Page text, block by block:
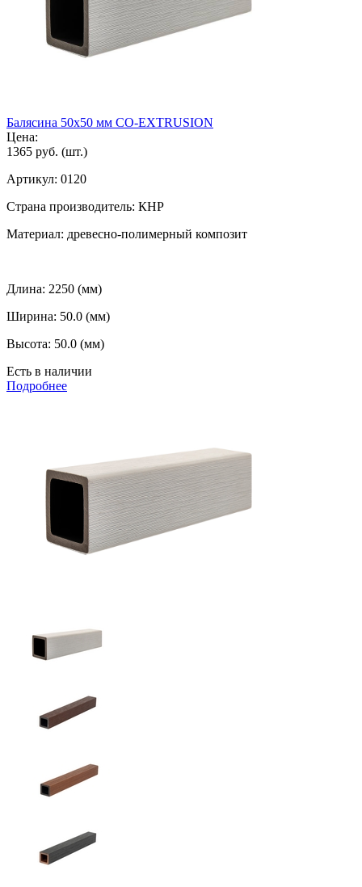
Балясина 50x50 мм CO-EXTRUSION
Цена:
1365 руб. (шт.)
Артикул: 0120
Страна производитель: КНР
Материал: древесно-полимерный композит
Длина: 2250 (мм)
Ширина: 50.0 (мм)
Высота: 50.0 (мм)
Есть в наличии
Подробнее